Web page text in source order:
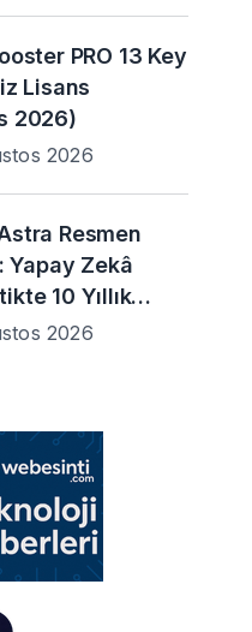
PRO 13 Key
Lisans
2026)
2026
Resmen
Yapay Zekâ
10 Yıllık
Çözmeye
2026